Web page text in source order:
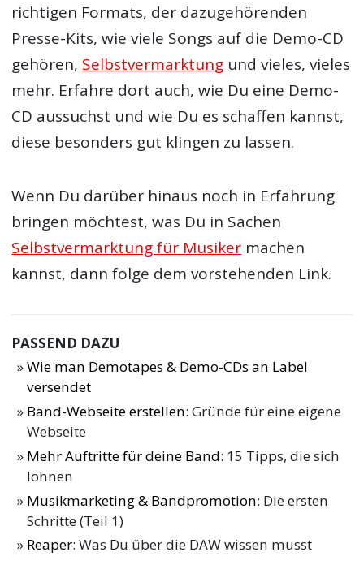
richtigen Formats, der dazugehörenden
Presse-Kits, wie viele Songs auf die Demo-CD
gehören, Selbstvermarktung und vieles, vieles
mehr. Erfahre dort auch, wie Du eine Demo-
CD aussuchst und wie Du es schaffen kannst,
diese besonders gut klingen zu lassen.
Wenn Du darüber hinaus noch in Erfahrung
bringen möchtest, was Du in Sachen
Selbstvermarktung für Musiker machen
kannst, dann folge dem vorstehenden Link.
PASSEND DAZU
Wie man Demotapes & Demo-CDs an Label
versendet
Band-Webseite erstellen: Gründe für eine eigene
Webseite
Mehr Auftritte für deine Band: 15 Tipps, die sich
lohnen
Musikmarketing & Bandpromotion: Die ersten
Schritte (Teil 1)
Reaper: Was Du über die DAW wissen musst